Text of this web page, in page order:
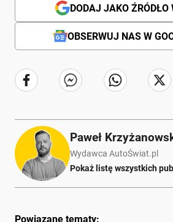
DODAJ JAKO ŹRÓDŁO
OBSERWUJ NAS W
Paweł
Wydawca AutoŚwiat.pl
Pokaż listę wszystkich
Powiązane tematy: